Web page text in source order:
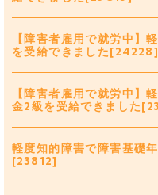
【障害者雇用で就労中】
を受給できました[24228]
【障害者雇用で就労中】
金2級を受給できました
軽度知的障害で障害基礎
[23812]